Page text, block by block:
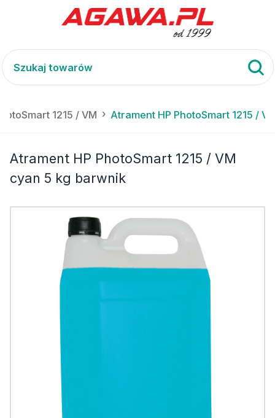
1215 / VM Atrament HP PhotoSmart 1215 /
Atrament HP PhotoSmart 1215 / VM
cyan 5 kg barwnik